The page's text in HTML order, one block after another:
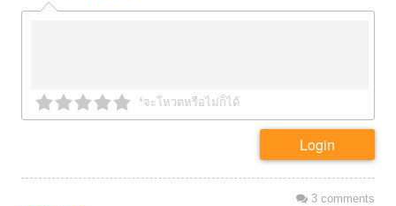
*จะโหวตหรือไม่ก็ได้
Login
3comments